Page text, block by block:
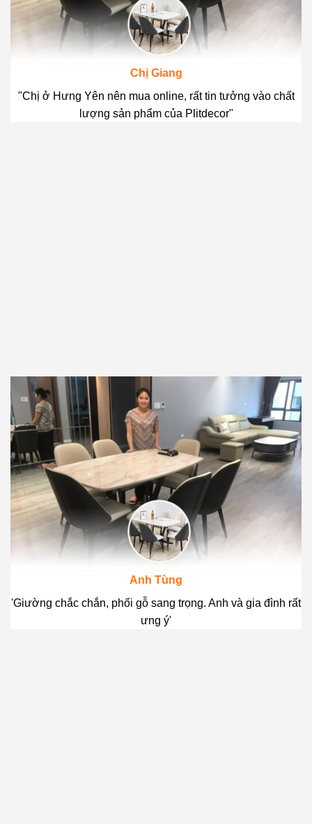
Chị Giang
"Chị ở Hưng Yên nên mua online, rất tin tưởng vào chất
lượng sản phẩm của Plitdecor"
Anh Tùng
'Giường chắc chắn, phối gỗ sang trọng. Anh và gia đình rất
ưng ý'